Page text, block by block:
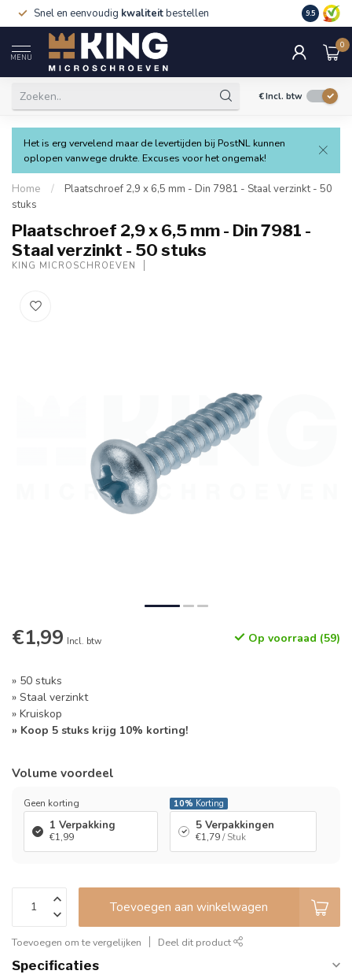
Snel en eenvoudig kwaliteitbestellen 9.5
MENU
0
€Incl. btw
Het is erg vervelend maar de levertijden bij PostNL kunnen
oplopen vanwege drukte. Excuses voor het ongemak!
Home /
Plaatschroef 2,9 x 6,5 mm - Din 7981 - Staal verzinkt - 50
stuks
Plaatschroef 2,9 x 6,5 mm - Din 7981 -
Staal verzinkt - 50 stuks
KING MICROSCHROEVEN
€1,99 Incl. btw Op voorraad (59)
» 50 stuks
» Staal verzinkt
» Kruiskop
» Koop 5 stuks krijg 10% korting!
Volume voordeel
Geen korting
1 Verpakking
€1,99
10% Korting
5 Verpakkingen
€1,79/ Stuk
Toevoegen aan winkelwagen
Toevoegen om te vergelijken Deel dit product
Specificaties